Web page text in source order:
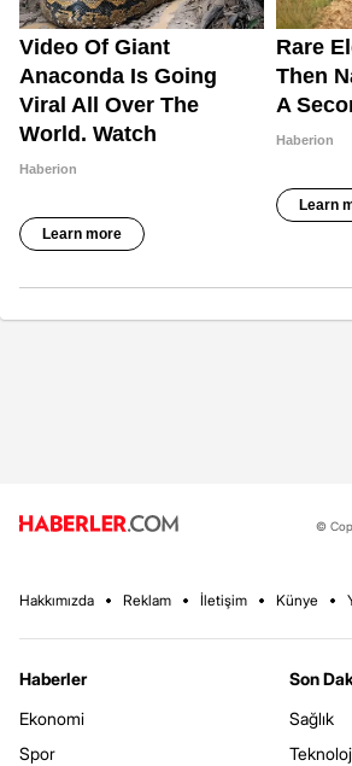
©
Hakkımızda Reklam İletişim Künye
Haberler
Ekonomi
Spor
Son
Sağlık